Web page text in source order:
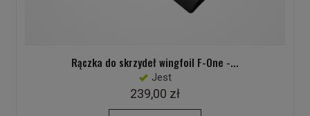
Rączka do skrzydeł wingfoil F-One -...
Jest
239,00 zł